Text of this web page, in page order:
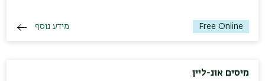
Free Online מידע נוסף
מיסים אונ-ליין